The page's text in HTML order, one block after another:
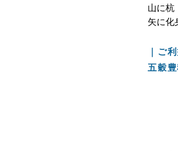
山に杭
矢に化
｜ご
五穀